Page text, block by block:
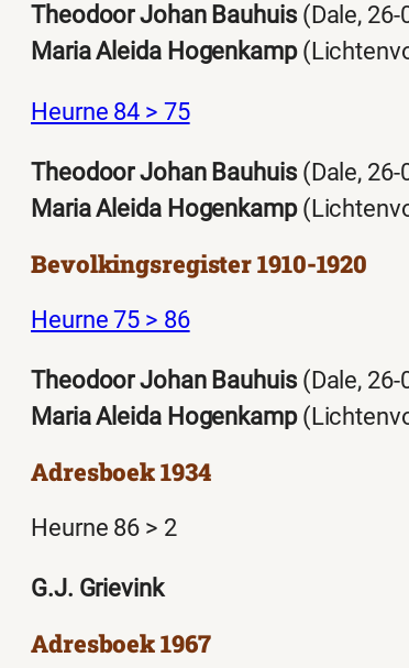
Theodoor Johan Bauhuis(Dale, 26-
Maria Aleida Hogenkamp
Heurne 84 > 75
Theodoor Johan Bauhuis(Dale, 26-
Maria Aleida Hogenkamp
Bevolkingsregister 1910-1920
Heurne 75 > 86
Theodoor Johan Bauhuis(Dale, 26-
Maria Aleida Hogenkamp
Adresboek 1934
Heurne 86 > 2
G.J. Grievink
Adresboek 1967